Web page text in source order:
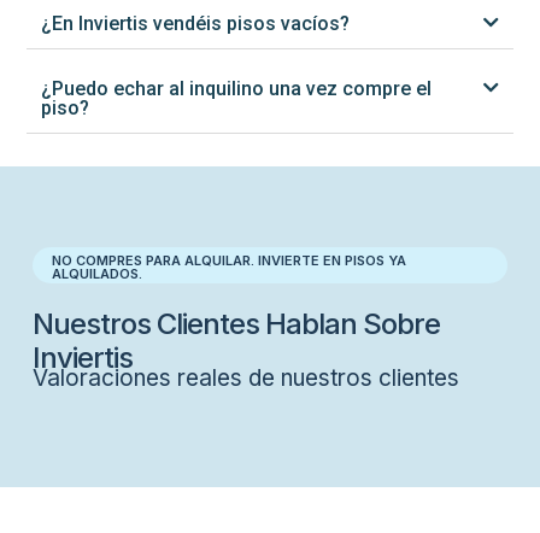
¿En Inviertis vendéis pisos vacíos?
¿Puedo echar al inquilino una vez compre el
piso?
NO COMPRES PARA ALQUILAR. INVIERTE EN PISOS YA
ALQUILADOS.
Nuestros Clientes Hablan Sobre
Inviertis
Valoraciones reales de nuestros clientes